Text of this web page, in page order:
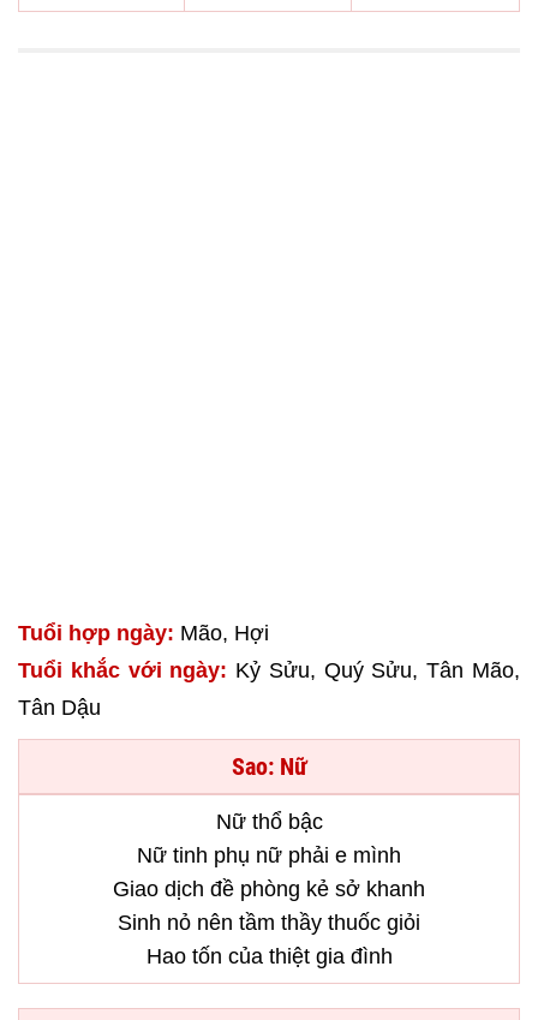
Tuổi hợp ngày: Mão, Hợi
Tuổi khắc với ngày: Kỷ Sửu, Quý Sửu, Tân Mão,
Tân Dậu
Sao: Nữ
Nữ thổ bậc
Nữ tinh phụ nữ phải e mình
Giao dịch đề phòng kẻ sở khanh
Sinh nỏ nên tầm thầy thuốc giỏi
Hao tốn của thiệt gia đình